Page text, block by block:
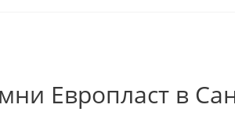
Европласт в